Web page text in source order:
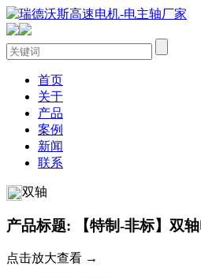
首页
关于
产品
案例
新闻
联系
双轴
产品标题: 【特制-非标】双
点击放大查看 →